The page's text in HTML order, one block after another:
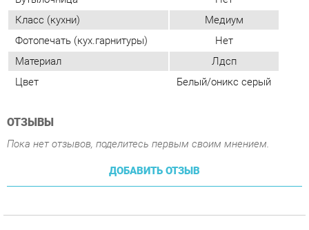
ОТЗЫВЫ
Пока нет отзывов, поделитесь первым своим мнением.
ДОБАВИТЬ ОТЗЫВ
ПОХОЖИЕ ТОВАРЫ